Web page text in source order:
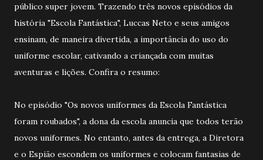
público super jovem. Trazendo três novos episódios da
história "Escola Fantástica", Luccas Neto e seus amigos
ensinam, de maneira divertida, a importância do uso do
uniforme escolar, cativando a criançada com muitas
aventuras e lições. Confira o resumo:
No episódio "Os novos uniformes da Escola Fantástica
foram roubados", a dona da escola anuncia que todos terão
novos uniformes. No entanto, antes da entrega, a Diretora
e o Espião escondem os uniformes e colocam fantasias de